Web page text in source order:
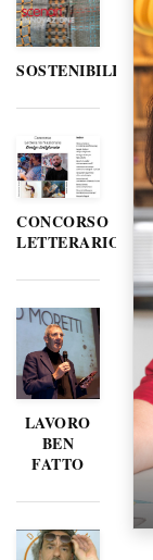
SOSTENIBILITÀ
CONCORSO
LETTERARIO
LAVORO
BEN
FATTO